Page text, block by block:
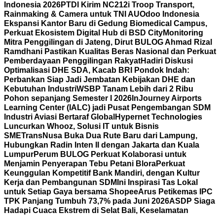
Indonesia 2026PTDI Kirim NC212i Troop Transport,
Rainmaking & Camera untuk TNI AUOdoo Indonesia
Ekspansi Kantor Baru di Gedung Biomedical Campus,
Perkuat Ekosistem Digital Hub di BSD CityMonitoring
Mitra Penggilingan di Jateng, Dirut BULOG Ahmad Rizal
Ramdhani Pastikan Kualitas Beras Nasional dan Perkuat
Pemberdayaan Penggilingan RakyatHadiri Diskusi
Optimalisasi DHE SDA, Kacab BRI Pondok Indah:
Perbankan Siap Jadi Jembatan Kebijakan DHE dan
Kebutuhan IndustriWSBP Tanam Lebih dari 2 Ribu
Pohon sepanjang Semester I 2026 InJourney Airports
Learning Center (IALC) jadi Pusat Pengembangan SDM
Industri Aviasi Bertaraf Global Hypernet Technologies
Luncurkan Whooz, Solusi IT untuk Bisnis
SMETransNusa Buka Dua Rute Baru dari Lampung,
Hubungkan Radin Inten II dengan Jakarta dan Kuala
LumpurPerum BULOG Perkuat Kolaborasi untuk
Menjamin Penyerapan Tebu Petani BloraPerkuat
Keunggulan Kompetitif Bank Mandiri, dengan Kultur
Kerja dan Pembangunan SDM Ini Inspirasi Tas Lokal
untuk Setiap Gaya bersama ShopeeArus Petikemas IPC
TPK Panjang Tumbuh 73,7% pada Juni 2026ASDP Siaga
Hadapi Cuaca Ekstrem di Selat Bali, Keselamatan